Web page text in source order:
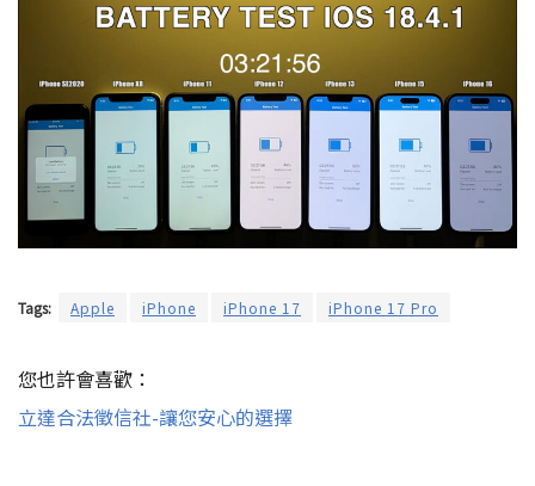
Tags: Apple iPhone iPhone 17 iPhone 17 Pro
您也許會喜歡：
立達合法徵信社-讓您安心的選擇